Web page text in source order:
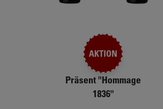
AKTION
Präsent "Hommage
1836"